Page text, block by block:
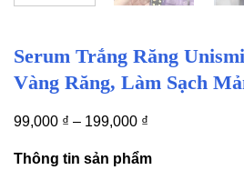
Serum Trắng Răng
Vàng Răng, Làm Sạch
99,000 ₫ – 199,000 ₫
Thông tin sản phẩm